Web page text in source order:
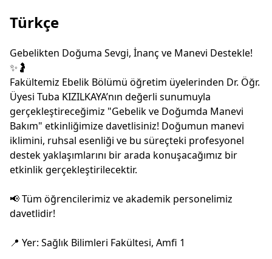
Türkçe
Gebelikten Doğuma Sevgi, İnanç ve Manevi Destekle!
✨🤰
Fakültemiz Ebelik Bölümü öğretim üyelerinden Dr. Öğr.
Üyesi Tuba KIZILKAYA’nın değerli sunumuyla
gerçekleştireceğimiz "Gebelik ve Doğumda Manevi
Bakım" etkinliğimize davetlisiniz! Doğumun manevi
iklimini, ruhsal esenliği ve bu süreçteki profesyonel
destek yaklaşımlarını bir arada konuşacağımız bir
etkinlik gerçekleştirilecektir.
📢 Tüm öğrencilerimiz ve akademik personelimiz
davetlidir!
📍 Yer: Sağlık Bilimleri Fakültesi, Amfi 1